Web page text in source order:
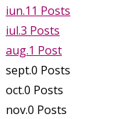
iun.11 Posts
iul.3 Posts
aug.1 Post
sept.0 Posts
oct.0 Posts
nov.0 Posts